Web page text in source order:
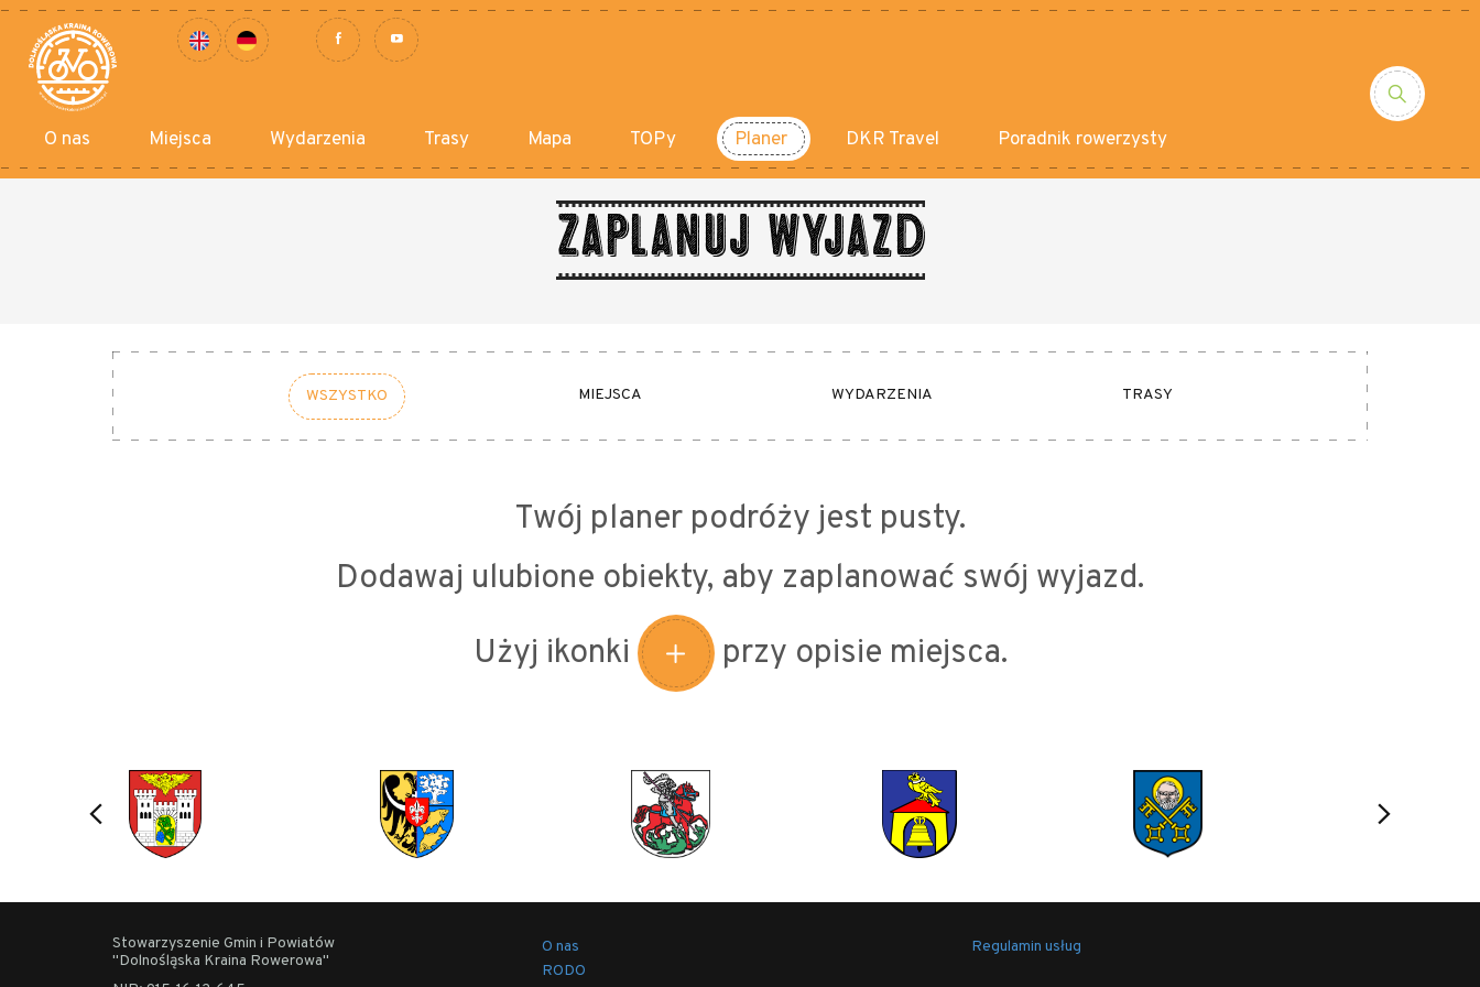
O nas Miejsca Wydarzenia Trasy Mapa TOPy Planer DKR Travel Poradnik rowerzysty
Zaplanuj wyjazd
WSZYSTKO MIEJSCA WYDARZENIA TRASY
Twój planer podróży jest pusty.
Dodawaj ulubione obiekty, aby zaplanować swój wyjazd.
Użyj ikonki
przy opisie miejsca.
Stowarzyszenie Gmin i Powiatów
"Dolnośląska Kraina Rowerowa"
O nas
RODO
Regulamin usług